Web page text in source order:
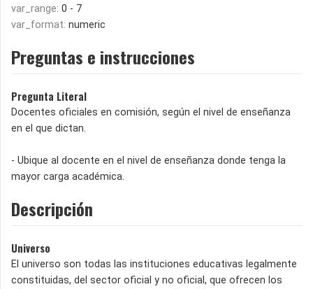
var_range: 0 - 7
var_format: numeric
Preguntas e instrucciones
Pregunta Literal
Docentes oficiales en comisión, según el nivel de enseñanza
en el que dictan.
- Ubique al docente en el nivel de enseñanza donde tenga la
mayor carga académica.
Descripción
Universo
El universo son todas las instituciones educativas legalmente
constituidas, del sector oficial y no oficial, que ofrecen los